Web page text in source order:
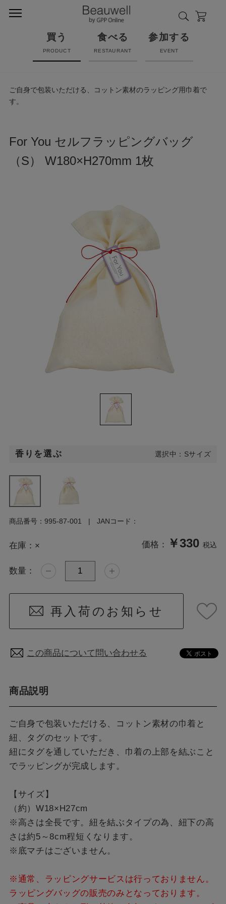
買う
PRODUCT
食べる
RESTAURANT
参加する
EVENT
ご自身で包装いただける、コットン素材のラッピング用巾着で
す。
For You セルフラッピングバッグ
（S） W180×H270mm 1枚
香りを選ぶ 選択中：Sサイズ
商品番号： 995-87-001 JANコード：
在庫： × 価格： ￥330 税込
数量：
再入荷のお知らせ
この商品について問い合わせる
商品説明
ご自身で包装いただける、コットン素材の巾着と
紐、タグのセットです。
紐にタグを通していただき、巾着の上部を結ぶこと
でラッピングが完成します。
【サイズ】
（約）W18×H27cm
※高さは全長です。紐を結ぶタイプの為、紐下の高
さは約5～8cm程短くなります。
※底マチはございません。
※通常、ラッピングサービスは行っておりません。
ラッピングバッグの販売のみとなっております。